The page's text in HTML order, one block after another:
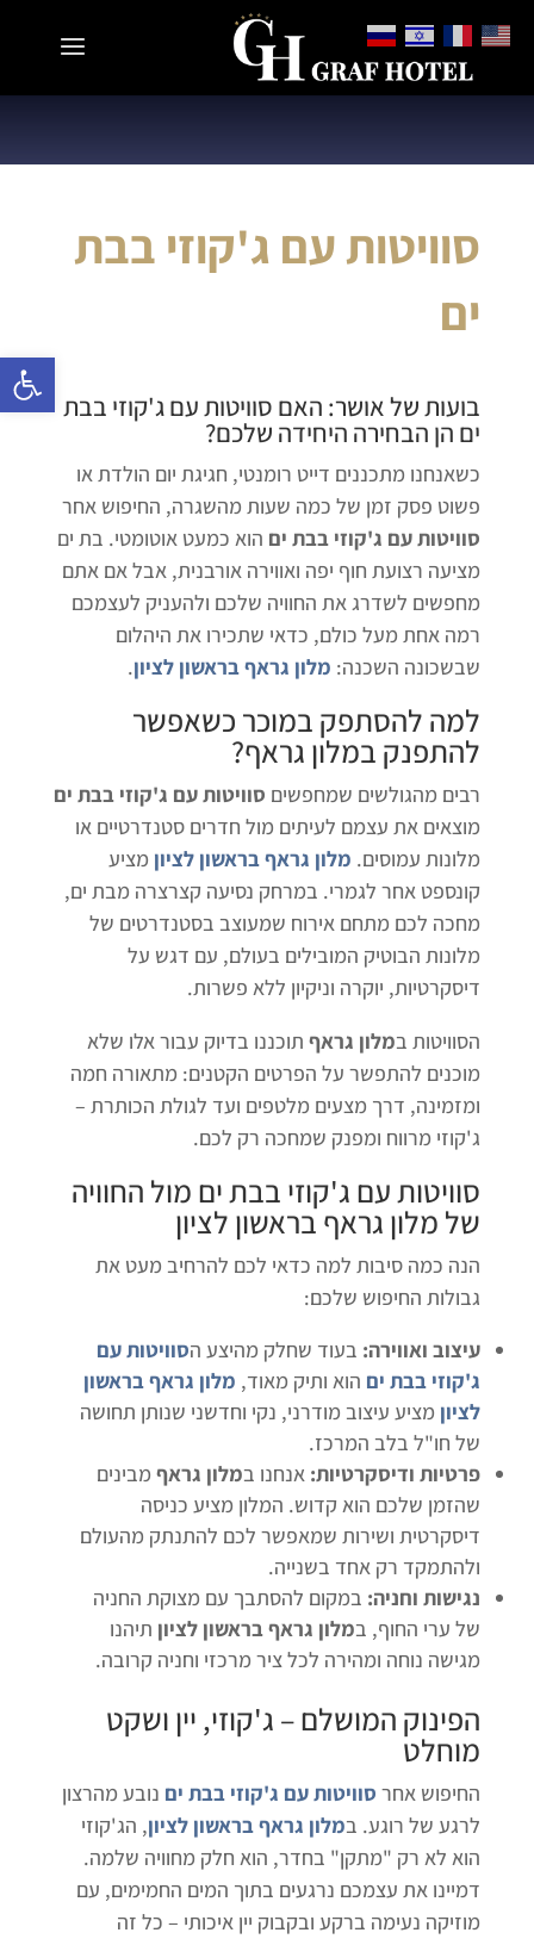
סוויטות עם ג'קוזי בבת
ים
בועות של אושר: האם סוויטות עם ג'קוזי בבת
ים הן הבחירה היחידה שלכם?
כשאנחנו מתכננים דייט רומנטי, חגיגת יום הולדת או
פשוט פסק זמן של כמה שעות מהשגרה, החיפוש אחר
סוויטות עם ג'קוזי בבת ים הוא כמעט אוטומטי. בת ים
מציעה רצועת חוף יפה ואווירה אורבנית, אבל אם אתם
מחפשים לשדרג את החוויה שלכם ולהעניק לעצמכם
רמה אחת מעל כולם, כדאי שתכירו את היהלום
שבשכונה השכנה: מלון גראף בראשון לציון.
למה להסתפק במוכר כשאפשר
להתפנק במלון גראף?
רבים מהגולשים שמחפשים סוויטות עם ג'קוזי בבת ים
מוצאים את עצמם לעיתים מול חדרים סטנדרטיים או
מלונות עמוסים. מלון גראף בראשון לציון מציע
קונספט אחר לגמרי. במרחק נסיעה קצרצרה מבת ים,
מחכה לכם מתחם אירוח שמעוצב בסטנדרטים של
מלונות הבוטיק המובילים בעולם, עם דגש על
דיסקרטיות, יוקרה וניקיון ללא פשרות.
הסוויטות במלון גראףתוכננו בדיוק עבור אלו שלא
מוכנים להתפשר על הפרטים הקטנים: מתאורה חמה
ומזמינה, דרך מצעים מלטפים ועד לגולת הכותרת –
ג'קוזי מרווח ומפנק שמחכה רק לכם.
סוויטות עם ג'קוזי בבת ים מול החוויה
של מלון גראף בראשון לציון
הנה כמה סיבות למה כדאי לכם להרחיב מעט את
גבולות החיפוש שלכם:
עיצוב ואווירה: בעוד שחלק מהיצע הסוויטות עם
ג'קוזי בבת ים הוא ותיק מאוד, מלון גראף בראשון
לציון מציע עיצוב מודרני, נקי וחדשני שנותן תחושה
של חו"ל בלב המרכז.
פרטיות ודיסקרטיות: אנחנו במלון גראףמבינים
שהזמן שלכם הוא קדוש. המלון מציע כניסה
דיסקרטית ושירות שמאפשר לכם להתנתק מהעולם
ולהתמקד רק אחד בשנייה.
נגישות וחניה: במקום להסתבך עם מצוקת החניה
של ערי החוף, במלון גראף בראשון לציון תיהנו
מגישה נוחה ומהירה לכל ציר מרכזי וחניה קרובה.
הפינוק המושלם – ג'קוזי, יין ושקט
מוחלט
החיפוש אחר סוויטות עם ג'קוזי בבת ים נובע מהרצון
לרגע של רוגע. במלון גראף בראשון לציון, הג'קוזי
הוא לא רק "מתקן" בחדר, הוא חלק מחוויה שלמה.
דמיינו את עצמכם נרגעים בתוך המים החמימים, עם
מוזיקה נעימה ברקע ובקבוק יין איכותי – כל זה